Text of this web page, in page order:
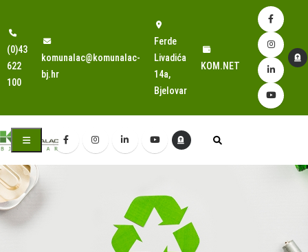
(0)43
622
100
komunalac@komunalac-
bj.hr
Ferde
Livadića
14a,
Bjelovar
KOM.NET